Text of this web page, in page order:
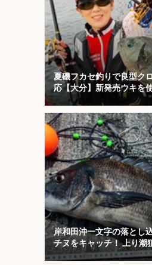
夏磯フカセ釣りで良型ク
応【大分】新発売ウキを
岸和田沖一文字の落とし
チヌをキャッチ！ 上り潮